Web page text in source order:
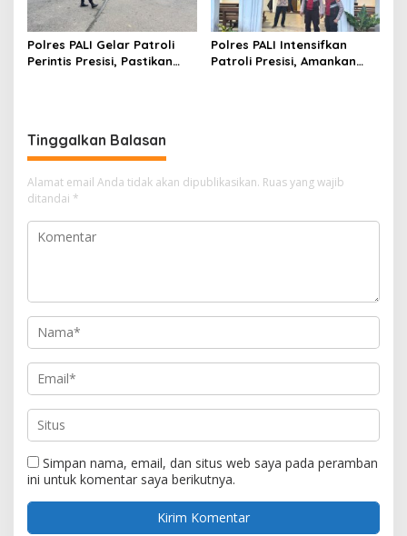
Polres PALI Gelar Patroli
Perintis Presisi, Pastikan
Polres PALI Intensifkan
Patroli Presisi, Amankan
Tinggalkan Balasan
Alamat email Anda tidak akan dipublikasikan. Ruas yang wajib
ditandai *
Simpan nama, email, dan situs web saya pada peramban
ini untuk komentar saya berikutnya.